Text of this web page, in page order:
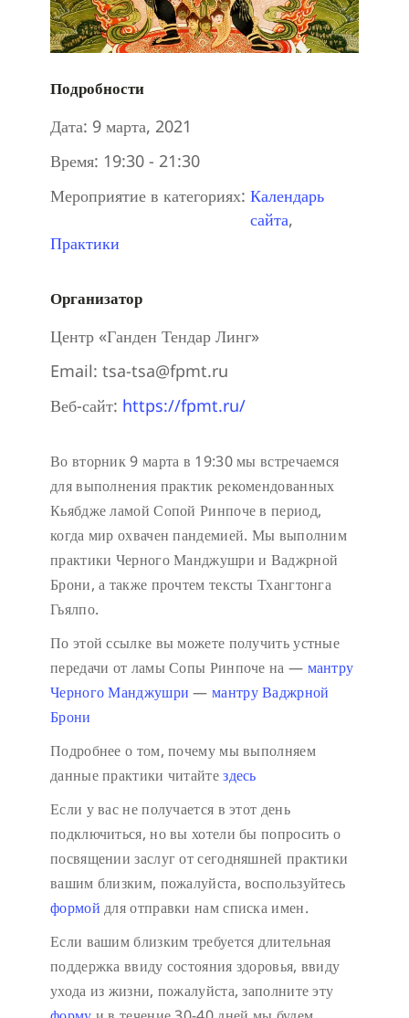
Подробности
Дата: 9 марта, 2021
Время: 19:30 - 21:30
Мероприятие в категориях: Календарь
сайта,
Практики
Организатор
Центр «Ганден Тендар Линг»
Email: tsa-tsa@fpmt.ru
Веб-сайт: https://fpmt.ru/
Во вторник 9 марта в 19:30 мы встречаемся
для выполнения практик рекомендованных
Кьябдже ламой Сопой Ринпоче в период,
когда мир охвачен пандемией. Мы выполним
практики Черного Манджушри и Ваджрной
Брони, а также прочтем тексты Тхангтонга
Гьялпо.
По этой ссылке вы можете получить устные
передачи от ламы Сопы Ринпоче на — мантру
Черного Манджушри —мантру Ваджрной
Брони
Подробнее о том, почему мы выполняем
данные практики читайтездесь
Если у вас не получается в этот день
подключиться, но вы хотели бы попросить о
посвящении заслуг от сегодняшней практики
вашим близким, пожалуйста, воспользуйтесь
формой для отправки нам списка имен.
Если вашим близким требуется длительная
поддержка ввиду состояния здоровья, ввиду
ухода из жизни, пожалуйста, заполните эту